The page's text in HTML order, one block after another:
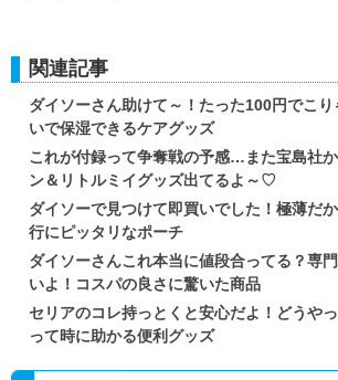
関連記事
ダイソーさん助けて～！たった100円でこ
いで保湿できるケアグッズ
これが付録って争奪戦の予感…また宝島社
ン＆リトルミイグッズ出てるよ～♡
ダイソーで見つけて即買いでした！極薄だ
行にピッタリなポーチ
ダイソーさんこれ本当に値段合ってる？専
いよ！コスパの良さに驚いた商品
セリアのコレ持っとくと安心だよ！どうや
って時に助かる便利グッズ